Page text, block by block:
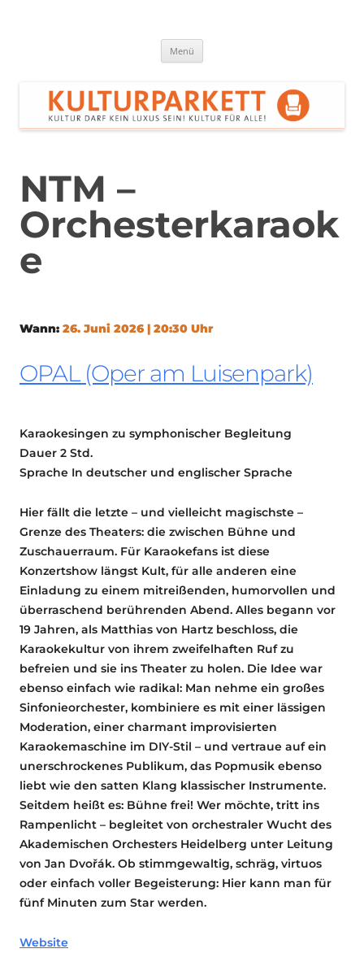
Menü
NTM –
Orchesterkaraok
e
Wann: 26. Juni 2026 | 20:30 Uhr
OPAL (Oper am Luisenpark)
Karaokesingen zu symphonischer Begleitung
Dauer 2 Std.
Sprache In deutscher und englischer Sprache
Hier fällt die letzte – und vielleicht magischste –
Grenze des Theaters: die zwischen Bühne und
Zuschauerraum. Für Karaokefans ist diese
Konzertshow längst Kult, für alle anderen eine
Einladung zu einem mitreißenden, humorvollen und
überraschend berührenden Abend. Alles begann vor
19 Jahren, als Matthias von Hartz beschloss, die
Karaokekultur von ihrem zweifelhaften Ruf zu
befreien und sie ins Theater zu holen. Die Idee war
ebenso einfach wie radikal: Man nehme ein großes
Sinfonieorchester, kombiniere es mit einer lässigen
Moderation, einer charmant improvisierten
Karaokemaschine im DIY-Stil – und vertraue auf ein
unerschrockenes Publikum, das Popmusik ebenso
liebt wie den satten Klang klassischer Instrumente.
Seitdem heißt es: Bühne frei! Wer möchte, tritt ins
Rampenlicht – begleitet von orchestraler Wucht des
Akademischen Orchesters Heidelberg unter Leitung
von Jan Dvořák. Ob stimmgewaltig, schräg, virtuos
oder einfach voller Begeisterung: Hier kann man für
fünf Minuten zum Star werden.
Website